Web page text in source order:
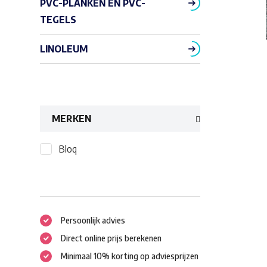
PVC-PLANKEN EN PVC-
TEGELS
LINOLEUM
MERKEN
Bloq
Persoonlijk advies
Direct online prijs berekenen
Minimaal 10% korting op adviesprijzen